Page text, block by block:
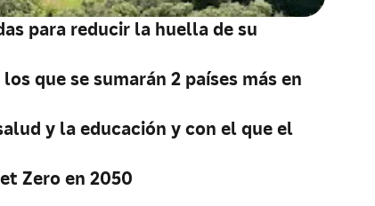
para reducir la huella de su
que se sumarán 2 países más en
y la educación y con el que el
Zero en 2050